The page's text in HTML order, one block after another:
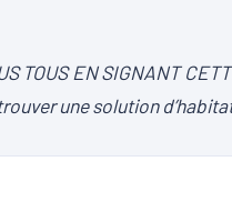
TOUS EN SIGNANT
une solution